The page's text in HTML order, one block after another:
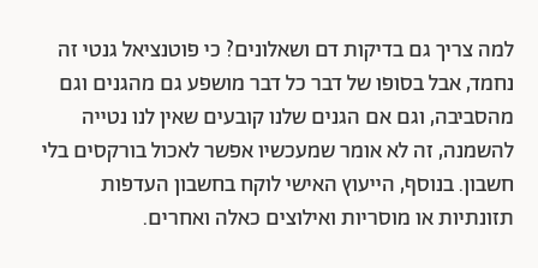
למה צריך גם בדיקות דם ושאלונים? כי פוטנציאל גנטי זה
נחמד, אבל בסופו של דבר כל דבר מושפע גם מהגנים וגם
מהסביבה, וגם אם הגנים שלנו קובעים שאין לנו נטייה
להשמנה, זה לא אומר שמעכשיו אפשר לאכול בורקסים בלי
חשבון. בנוסף, הייעוץ האישי לוקח בחשבון העדפות
תזונתיות או מוסריות ואילוצים כאלה ואחרים.